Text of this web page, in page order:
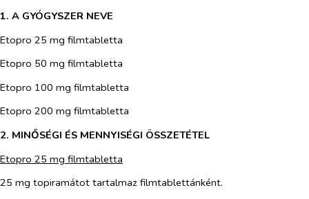
1. A GYÓGYSZER NEVE
Etopro 25 mg filmtabletta
Etopro 50 mg filmtabletta
Etopro 100 mg filmtabletta
Etopro 200 mg filmtabletta
2. MINŐSÉGI ÉS MENNYISÉGI ÖSSZETÉTEL
Etopro 25 mg filmtabletta
25 mg topiramátot tartalmaz filmtablettánként.